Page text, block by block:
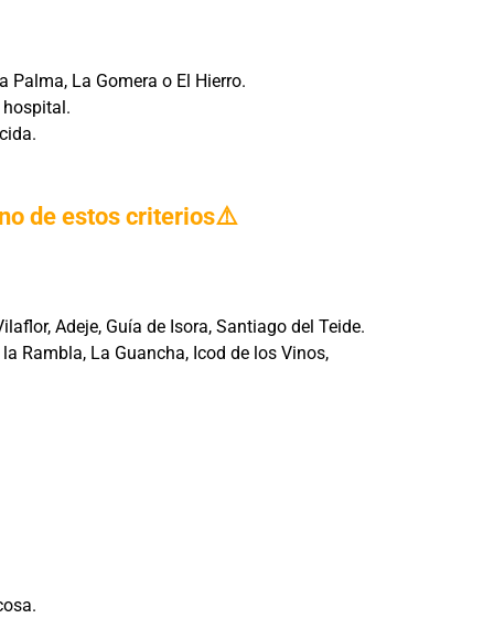
Palma, La Gomera o El Hierro.
de estos criterios⚠️
Adeje, Guía de Isora, Santiago del Teide.
Rambla, La Guancha, Icod de los Vinos,